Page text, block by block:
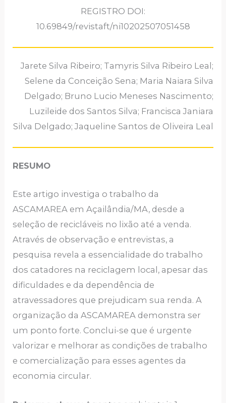
REGISTRO DOI:
10.69849/revistaft/ni10202507051458
Jarete Silva Ribeiro; Tamyris Silva Ribeiro Leal;
Selene da Conceição Sena; Maria Naiara Silva
Delgado; Bruno Lucio Meneses Nascimento;
Luzileide dos Santos Silva; Francisca Janiara
Silva Delgado; Jaqueline Santos de Oliveira Leal
RESUMO
Este artigo investiga o trabalho da
ASCAMAREA em Açailândia/MA, desde a
seleção de recicláveis no lixão até a venda.
Através de observação e entrevistas, a
pesquisa revela a essencialidade do trabalho
dos catadores na reciclagem local, apesar das
dificuldades e da dependência de
atravessadores que prejudicam sua renda. A
organização da ASCAMAREA demonstra ser
um ponto forte. Conclui-se que é urgente
valorizar e melhorar as condições de trabalho
e comercialização para esses agentes da
economia circular.